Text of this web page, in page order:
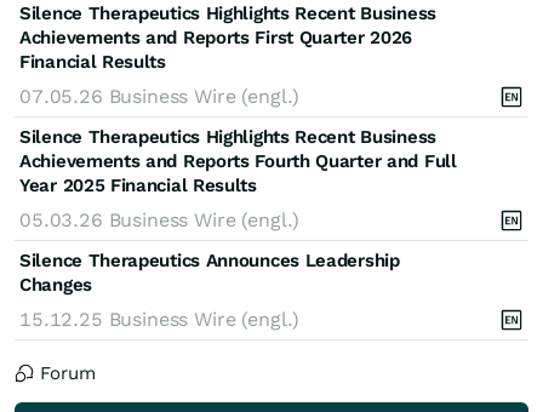
Silence Therapeutics Highlights Recent Business
Achievements and Reports First Quarter 2026
Financial Results
07.05.26 Business Wire (engl.)
Silence Therapeutics Highlights Recent Business
Achievements and Reports Fourth Quarter and Full
Year 2025 Financial Results
05.03.26 Business Wire (engl.)
Silence Therapeutics Announces Leadership
Changes
15.12.25 Business Wire (engl.)
Forum